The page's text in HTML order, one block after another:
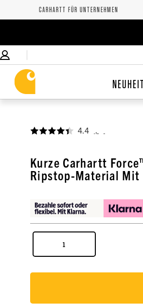
CARHARTT FÜR UNTERNEHMEN
4.4
Kurze Carhartt
Ripstop-Material Mit